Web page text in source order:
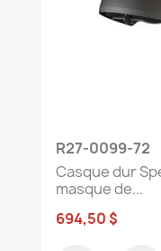
R27-0099-72
Casque dur
masque de...
694,50 $